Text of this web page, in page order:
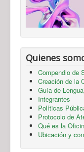
Quienes
Compendio de
Creación de la
Guía de
Integrantes
Políticas
Protocolo de
Qué es la
Ubicación y